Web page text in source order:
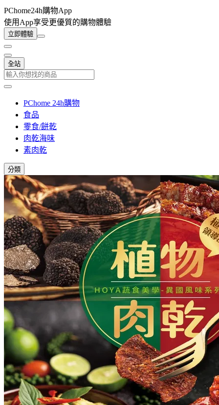
PChome24h購物App
使用App享受更優質的購物體驗
立即體驗
全站
PChome 24h購物
食品
零食/餅乾
肉乾海味
素肉乾
分類